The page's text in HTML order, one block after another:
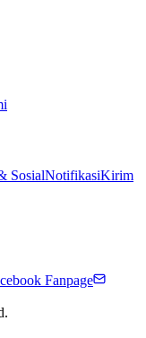
SosialNotifikasiKirim
Fanpage